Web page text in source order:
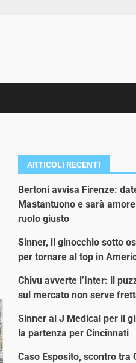
ARTICOLI RECENTI
Bertoni avvisa Firenze:
Mastantuono e sarà
ruolo giusto
Sinner, il ginocchio sotto
per tornare al top in
Chivu avverte l’Inter: il
sul mercato non serve
Sinner al J Medical per il
la partenza per Cincinnati
Caso Esposito, scontro tra